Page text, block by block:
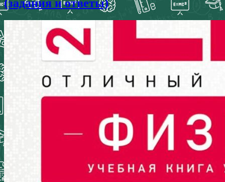
(задания и ответы)